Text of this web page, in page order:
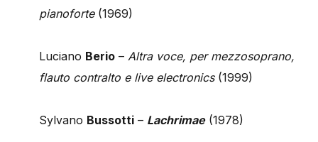
pianoforte(1969)
Luciano Berio – Altra voce, per mezzosoprano,
flauto contralto e live electronics (1999)
Sylvano Bussotti – Lachrimae (1978)